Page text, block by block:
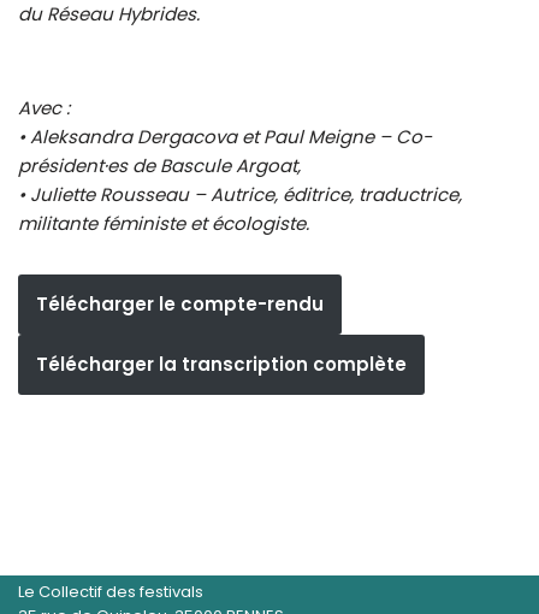
du Réseau Hybrides.
Avec :
• Aleksandra Dergacova et Paul Meigne – Co-
président·es de BasculeArgoat,
• Juliette Rousseau – Autrice, éditrice, traductrice,
militante féministe et écologiste.
Télécharger le compte-rendu
Télécharger la transcription complète
Le Collectif des festivals